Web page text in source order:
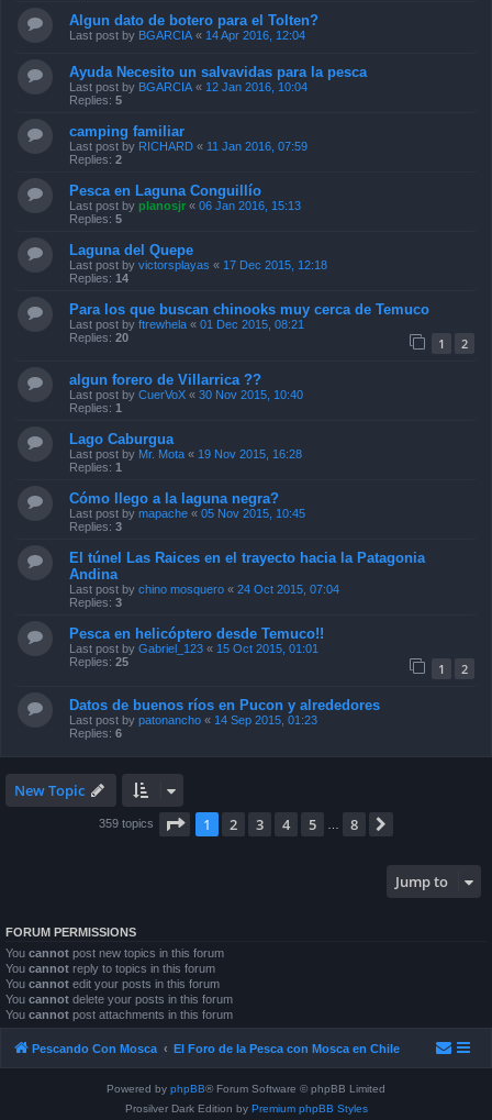
Algun dato de botero para el Tolten?
Last post by BGARCIA « 14 Apr 2016, 12:04
Ayuda Necesito un salvavidas para la pesca
Last post by BGARCIA « 12 Jan 2016, 10:04
Replies: 5
camping familiar
Last post by RICHARD « 11 Jan 2016, 07:59
Replies: 2
Pesca en Laguna Conguillío
Last post by planosjr « 06 Jan 2016, 15:13
Replies: 5
Laguna del Quepe
Last post by victorsplayas « 17 Dec 2015, 12:18
Replies: 14
Para los que buscan chinooks muy cerca de Temuco
Last post by ftrewhela « 01 Dec 2015, 08:21
Replies: 20 1 2
algun forero de Villarrica ??
Last post by CuerVoX « 30 Nov 2015, 10:40
Replies: 1
Lago Caburgua
Last post by Mr. Mota « 19 Nov 2015, 16:28
Replies: 1
Cómo llego a la laguna negra?
Last post by mapache « 05 Nov 2015, 10:45
Replies: 3
El túnel Las Raices en el trayecto hacia la Patagonia
Andina
Last post by chino mosquero « 24 Oct 2015, 07:04
Replies: 3
Pesca en helicóptero desde Temuco!!
Last post by Gabriel_123 « 15 Oct 2015, 01:01
Replies: 25 1 2
Datos de buenos ríos en Pucon y alrededores
Last post by patonancho « 14 Sep 2015, 01:23
Replies: 6
New Topic
359 topics Page 1of 8
1 2 3 4 5 8
Jump to
FORUM PERMISSIONS
You cannot post new topics in this forum
You cannot reply to topics in this forum
You cannot edit your posts in this forum
You cannot delete your posts in this forum
You cannot post attachments in this forum
Pescando Con Mosca El Foro de la Pesca con Mosca en Chile
Powered by phpBB® Forum Software © phpBB Limited
Prosilver Dark Edition by Premium phpBB Styles